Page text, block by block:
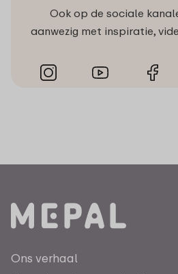
Ook op de sociale
aanwezig met inspiratie,
Ons verhaal